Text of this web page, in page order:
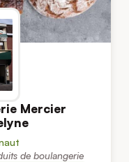
Mercier
de boulangerie